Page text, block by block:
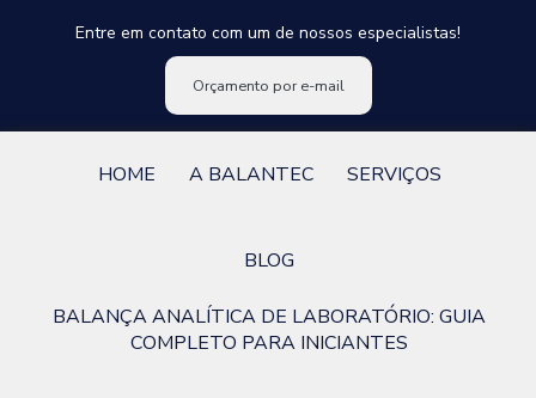
Entre em contato com um de nossos especialistas!
Orçamento por e-mail
HOME A BALANTEC SERVIÇOS
BLOG
BALANÇA ANALÍTICA DE LABORATÓRIO: GUIA
COMPLETO PARA INICIANTES